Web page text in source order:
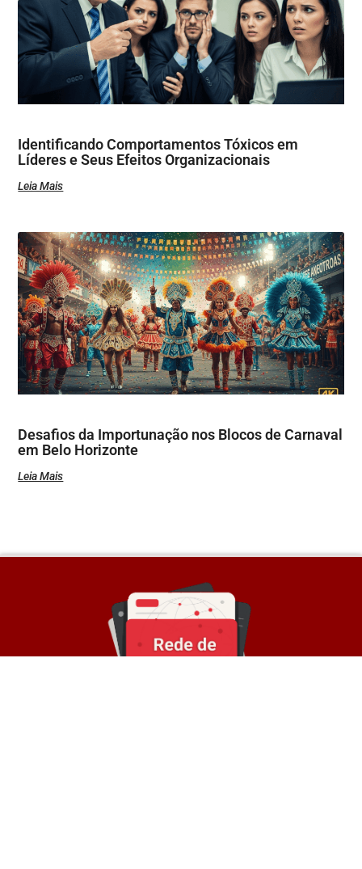
Identificando Comportamentos Tóxicos em
Líderes e Seus Efeitos Organizacionais
Leia Mais
Desafios da Importunação nos Blocos de Carnaval
em Belo Horizonte
Leia Mais